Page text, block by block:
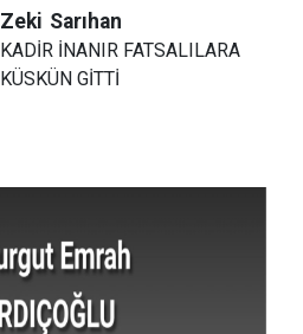
Zeki Sarıhan
KADİR İNANIR FATSALILARA
KÜSKÜN GİTTİ